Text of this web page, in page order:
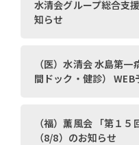
水清会グループ総合支
知らせ
（医）水清会 水島第
間ドック・健診）
（福）薫風会 「第１
（8/8）のお知らせ